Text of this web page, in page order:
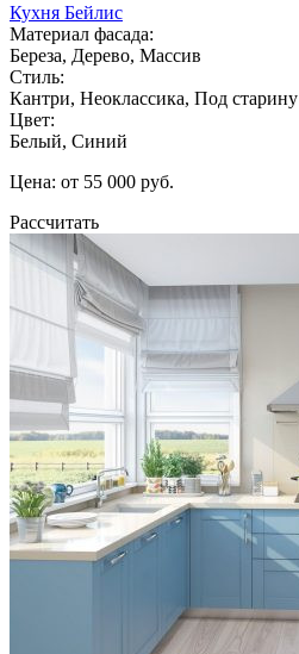
Кухня Бейлис
Материал фасада:
Береза, Дерево, Массив
Стиль:
Кантри, Неоклассика, Под старину
Цвет:
Белый, Синий
Цена: от 55 000 руб.
Рассчитать